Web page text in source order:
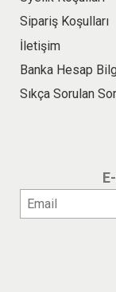
Sipariş Koşulları
İletişim
Banka Hesap
Sıkça Sorulan